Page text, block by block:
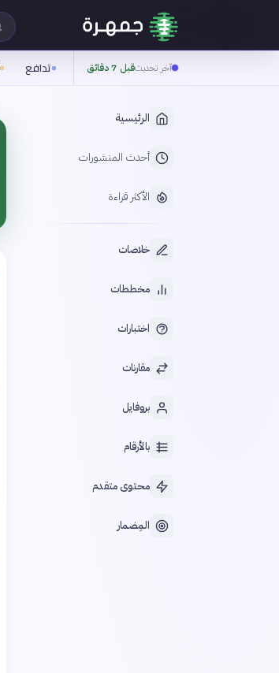
آخر تحديثقبل 7 دقائق تدافع
الرئيسية
أحدث المنشورات
الأكثر قراءة
خلاصات
مخططات
اختبارات
مقارنات
بروفايل
بالأرقام
محتوى متقدم
المِضمار